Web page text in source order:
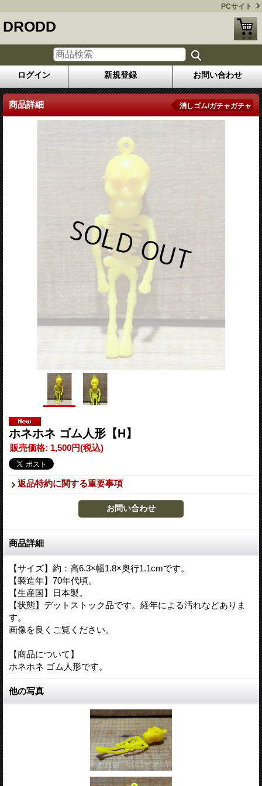
PCサイト
DRODD
ログイン 新規登録 お問い合わせ
商品詳細 消しゴム/ガチャガチャ
ホネホネ ゴム人形【H】
販売価格: 1,500円(税込)
返品特約に関する重要事項
商品詳細
【サイズ】約：高6.3×幅1.8×奥行1.1cmです。
【製造年】70年代頃。
【生産国】日本製。
【状態】デットストック品です。経年による汚れなどありま
す。
画像を良くご覧ください。
【商品について】
ホネホネ ゴム人形です。
他の写真